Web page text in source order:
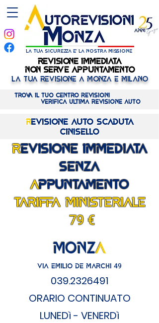
Trova il tuo centro REVISIONI
verifica ULTIMA revisione AUTO
la tua sicurezza e' la nostra missione
LA TUA REVISIONE A MONZA E MILANO
REVISIONE IMMEDIATA
NON SERVE APPUNTAMENTO
REVISIONE IMMEDIATA
NON SERVE APPUNTAMENTO
Revisione Auto SCADUTA
CINISELLO
REVISIONE IMMEDIATA
SENZA
APPUNTAMENTO
TARIFFA MINISTERIALE
79€
MONZA
VIA EMILIO DE MARCHI 49
039.2326491
ORARIO CONTINUATO
LUNEDì - VENERDì